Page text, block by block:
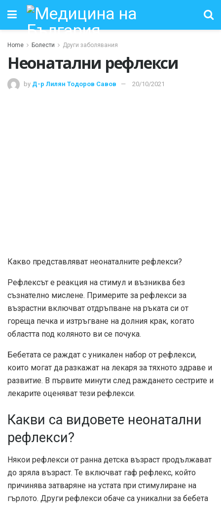
Home Болести Други заболявания
Неонатални рефлекси
by Д-р Лилян Тодоров Савов 20/10/2021
Какво представляват неонаталните рефлекси?
Рефлексът е реакция на стимул и възниква без
съзнателно мислене. Примерите за рефлекси за
възрастни включват отдръпване на ръката си от
гореща печка и изтръгване на долния крак, когато
областта под коляното ви се почука.
Бебетата се раждат с уникален набор от рефлекси,
които могат да разкажат на лекаря за тяхното здраве и
развитие. В първите минути след раждането сестрите и
лекарите оценяват тези рефлекси.
Какви са видовете неонатални
рефлекси?
Някои рефлекси от ранна детска възраст продължават
до зряла възраст. Те включват гаф рефлекс, който
причинява затваряне на устата при стимулиране на
гърлото. Други рефлекси обаче са уникални за бебета